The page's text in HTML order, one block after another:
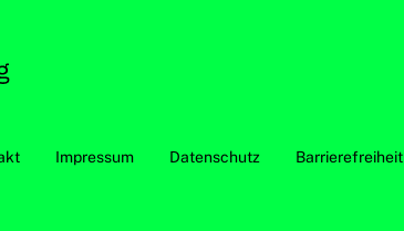
Impressum Datenschutz Barrierefreiheit